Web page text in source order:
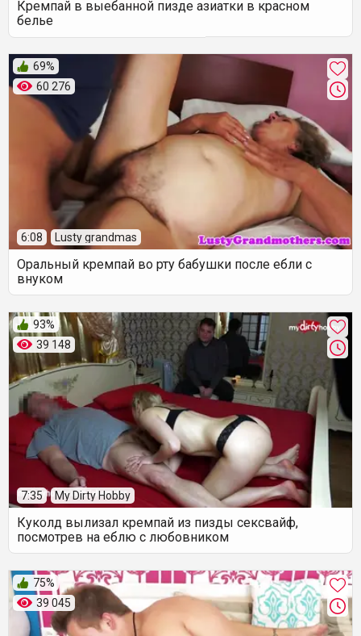
Кремпай в выебанной пизде азиатки в красном
белье
60 276
69%
6:08 Lusty grandmas
Оральный кремпай во рту бабушки после ебли с
внуком
39 148
93%
7:35 My Dirty Hobby
Куколд вылизал кремпай из пизды сексвайф,
посмотрев на еблю с любовником
39 045
75%